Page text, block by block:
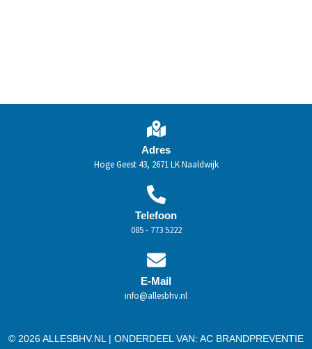
Adres
Hoge Geest 43, 2671 LK Naaldwijk
Telefoon
085 - 773 5222
E-Mail
info@allesbhv.nl
© 2026 ALLESBHV.NL | ONDERDEEL VAN: AC BRANDPREVENTIE